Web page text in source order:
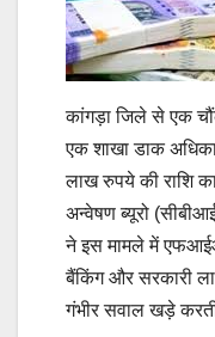
कांगड़ा जिले से एक
एक शाखा डाक
लाख रुपये की राशि
अन्वेषण ब्यूरो
ने इस मामले में
बैंकिंग और सरकारी
गंभीर सवाल खड़े